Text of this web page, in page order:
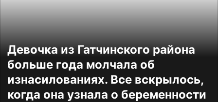
Девочка из Гатчинского района
больше года молчала об
изнасилованиях. Все вскрылось,
когда она узнала о беременности